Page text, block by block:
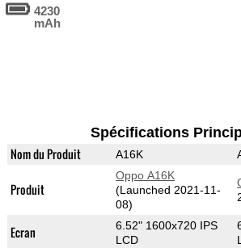
4230
mAh
Spécifications
Nom du Produit A16K
Produit
Oppo A16K
(Launched 2021-11-
08)
Ecran
6.52" 1600x720 IPS
LCD